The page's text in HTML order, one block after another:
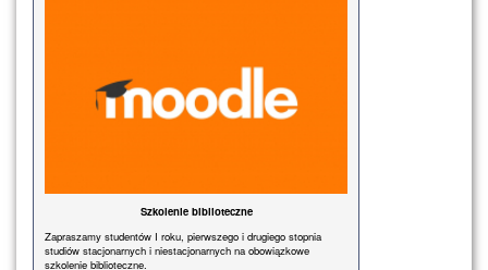
Szkolenie biblioteczne
Zapraszamy studentów I roku, pierwszego i drugiego stopnia
studiów stacjonarnych i niestacjonarnych na obowiązkowe
szkolenie biblioteczne.